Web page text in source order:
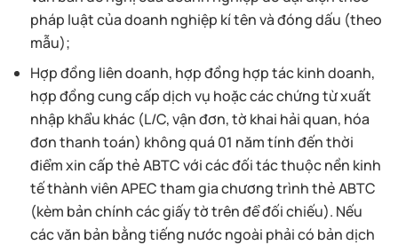
pháp luật của doanh nghiệp kí tên và đóng dấu (theo
mẫu);
Hợp đồng liên doanh, hợp đồng hợp tác kinh doanh,
hợp đồng cung cấp dịch vụ hoặc các chứng từ xuất
nhập khẩu khác (L/C, vận đơn, tờ khai hải quan, hóa
đơn thanh toán) không quá 01 năm tính đến thời
điểm xin cấp thẻ ABTC với các đối tác thuộc nền kinh
tế thành viên APEC tham gia chương trình thẻ ABTC
(kèm bản chính các giấy tờ trên để đối chiếu). Nếu
các văn bản bằng tiếng nước ngoài phải có bản dịch